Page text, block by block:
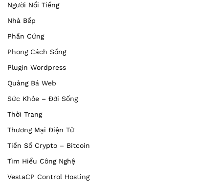
Người Nổi Tiếng
Nhà Bếp
Phần Cứng
Phong Cách Sống
Plugin Wordpress
Quảng Bá Web
Sức Khỏe – Đời Sống
Thời Trang
Thương Mại Điện Tử
Tiền Số Crypto – Bitcoin
Tìm Hiểu Công Nghệ
VestaCP Control Hosting